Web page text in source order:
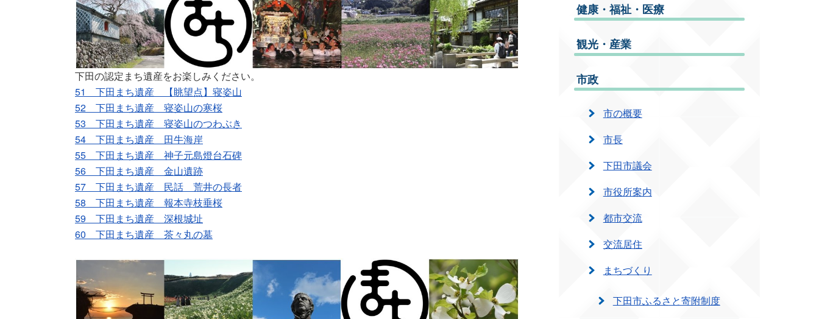
下田の認定まち遺産をお楽しみください。
51 下田まち遺産 【眺望点】寝姿山
52 下田まち遺産 寝姿山の寒桜
53 下田まち遺産 寝姿山のつわぶき
54 下田まち遺産 田牛海岸
55 下田まち遺産 神子元島燈台石碑
56 下田まち遺産 金山遺跡
57 下田まち遺産 民話 荒井の長者
58 下田まち遺産 報本寺枝垂桜
59 下田まち遺産 深根城址
60 下田まち遺産 茶々丸の墓
健康・福祉・医療
観光・産業
市政
市の概要
市長
下田市議会
市役所案内
都市交流
交流居住
まちづくり
下田市ふるさと寄附制度